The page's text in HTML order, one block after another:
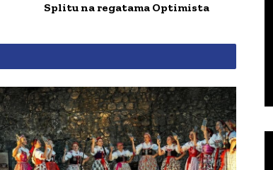
Splitu na regatama Optimista